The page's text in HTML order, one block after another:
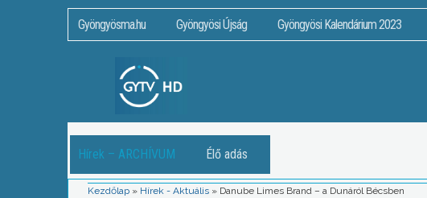
Gyöngyösma.hu Gyöngyösi Újság Gyöngyösi Kalendárium 2023
Hírek – ARCHÍVUM Élő adás
Kezdőlap » Hírek - Aktuális » Danube Limes Brand – a Dunáról Bécsben